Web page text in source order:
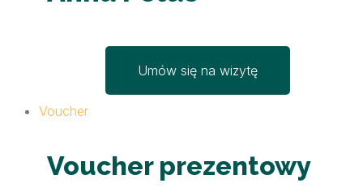
Umów się na wizytę
Voucher
Voucher prezentowy